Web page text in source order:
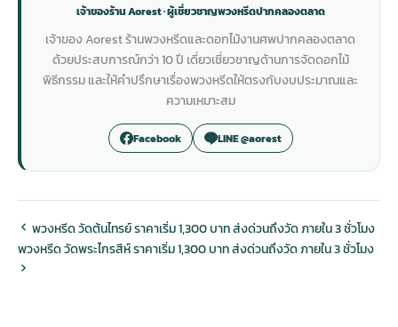
เจ้าของร้าน Aorest · ผู้เชี่ยวชาญพวงหรีดปากคลองตลาด
เจ้าของ Aorest ร้านพวงหรีดและดอกไม้งานศพปากคลองตลาด
ด้วยประสบการณ์กว่า 10 ปี เดี่ยวเชี่ยวชาญด้านการจัดดอกไม้
พิธีกรรม และให้คำปรึกษาเรื่องพวงหรีดให้ตรงกับงบประมาณและ
ความเหมาะสม
Facebook LINE @aorest
พวงหรีด วัดต้นไทรย์ ราคาเริ่ม 1,300 บาท ส่งด่วนถึงวัด ภายใน 3 ชั่วโมง
พวงหรีด วัดพระไกรสีห์ ราคาเริ่ม 1,300 บาท ส่งด่วนถึงวัด ภายใน 3 ชั่วโมง